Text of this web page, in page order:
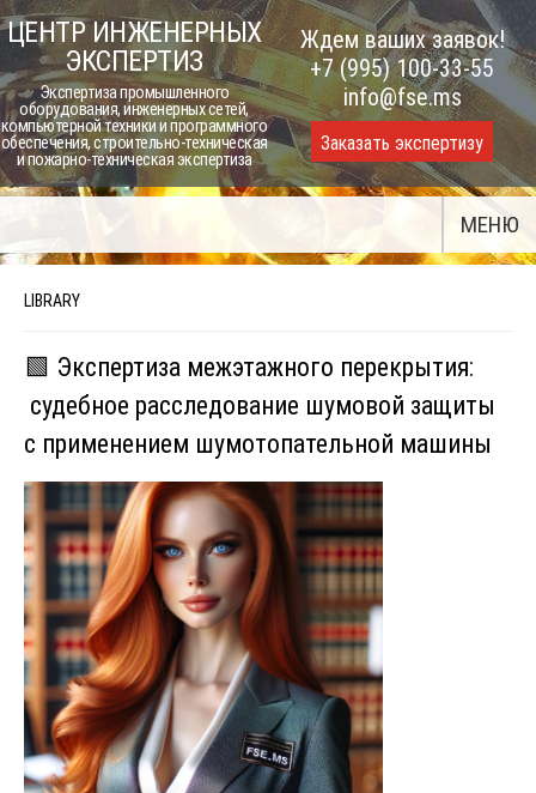
Skip
to
content
ЦЕНТР ИНЖЕНЕРНЫХ
ЭКСПЕРТИЗ
Экспертиза промышленного
оборудования, инженерных сетей,
компьютерной техники и программного
обеспечения, строительно-техническая
и пожарно-техническая экспертиза
Ждем ваших заявок!
+7 (995) 100-33-55
info@fse.ms
Заказать экспертизу
МЕНЮ
LIBRARY
🟩 Экспертиза межэтажного перекрытия:
судебное расследование шумовой защиты
с применением шумотопательной машины